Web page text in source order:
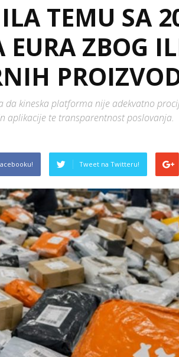
TEMU SA
ZBOG
da kineska platforma nije adekvatno
aplikacije te transparentnost poslovanja.
Tweet na Twitteru!